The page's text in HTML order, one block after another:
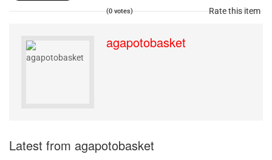
Rate this item
(0 votes)
agapotobasket
Latest from agapotobasket